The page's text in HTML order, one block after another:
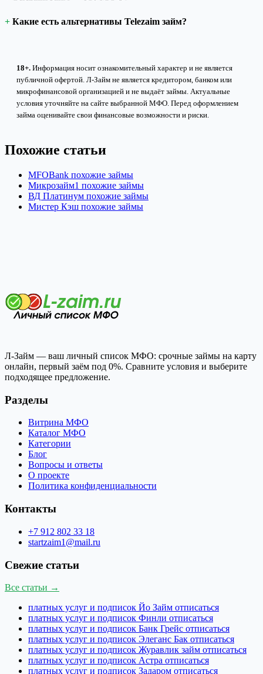
Какие есть альтернативы Telezaim займ?
18+. Информация носит ознакомительный характер и не является
публичной офертой. Л-Займ не является кредитором, банком или
микрофинансовой организацией и не выдаёт займы. Актуальные
условия уточняйте на сайте выбранной МФО. Перед оформлением
займа оценивайте свои финансовые возможности и риски.
Похожие статьи
MFOBank похожие займы
Микрозайм1 похожие займы
ВД Платинум похожие займы
Мистер Кэш похожие займы
Л-Займ — ваш личный список МФО: срочные займы на карту
онлайн, первый заём под 0%. Сравните условия и выберите
подходящее предложение.
Разделы
Витрина МФО
Каталог МФО
Категории
Блог
Вопросы и ответы
О проекте
Политика конфиденциальности
Контакты
+7 912 802 33 18
startzaim1@mail.ru
Свежие статьи
Все статьи →
платных услуг и подписок Йо Займ отписаться
платных услуг и подписок Финли отписаться
платных услуг и подписок Банк Грейс отписаться
платных услуг и подписок Элеганс Бак отписаться
платных услуг и подписок Журавлик займ отписаться
платных услуг и подписок Астра отписаться
платных услуг и подписок Задаром отписаться